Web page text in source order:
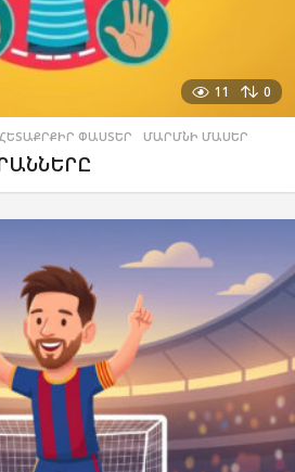
11 0
,ՀԵՏԱՔՐՔԻՐ ՓԱՍՏԵՐ ,ՄԱՐՄՆԻ ՄԱՍԵՐ